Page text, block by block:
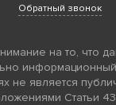
Обратный звонок
на то, что
не является
Статьи